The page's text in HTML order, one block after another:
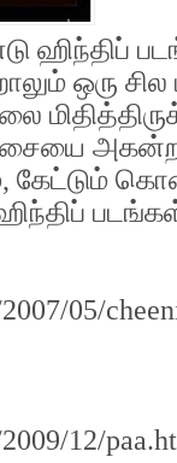
ஹிந்திப்
ஒரு
அகன்ற
கேட்டும்
05/
12/